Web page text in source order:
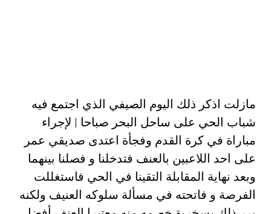
مازلت اذكر ذلك اليوم الصيفي الذي اجتمع فيه
شباب الحي على ساحل البحر صباحا | لإجراء
مباراة في كرة القدم وفجأة اعتدى صديقي عمر
على احد اللاعبين بالعنف فتدخلنا و فصلنا بينهما
وبعد نهاية المقابلة التقينا في الحي فاستغللت
الفرصة و فاتحته في مسألة سلوكه العنيف ولكنه